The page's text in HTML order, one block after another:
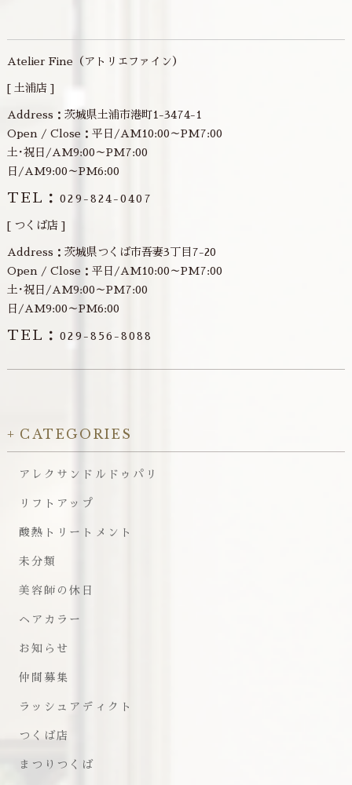
Atelier Fine（アトリエファイン）
[ 土浦店 ]
Address：茨城県土浦市港町1-3474-1
Open / Close：平日/AM10:00～PM7:00
土･祝日/AM9:00～PM7:00
日/AM9:00～PM6:00
TEL：029-824-0407
[ つくば店 ]
Address：茨城県つくば市吾妻3丁目7-20
Open / Close：平日/AM10:00～PM7:00
土･祝日/AM9:00～PM7:00
日/AM9:00～PM6:00
TEL：029-856-8088
CATEGORIES
アレクサンドルドゥパリ
リフトアップ
酸熱トリートメント
未分類
美容師の休日
ヘアカラー
お知らせ
仲間募集
ラッシュアディクト
つくば店
まつりつくば